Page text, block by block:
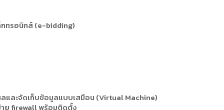
กทรอนิกส์ (e-bidding)
และจัดเก็บข้อมูลแบบเสมือน (Virtual Machine)
ย firewall พร้อมติดตั้ง